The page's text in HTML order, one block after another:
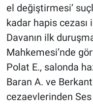
el değiştirmesi’
kadar hapis cezası
Davanın ilk
Mahkemesi’nde
Polat E., salonda
Baran A. ve
cezaevlerinden
Türkiye'nin
Yerel Gündem
Yerel Yaşam
Canlı Yayın